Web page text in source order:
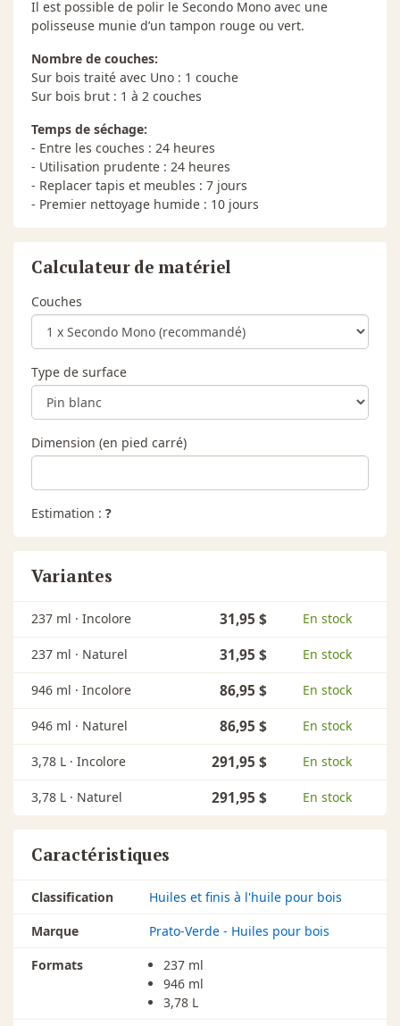
Il est possible de polir le Secondo Mono avec une
polisseuse munie d’un tampon rouge ou vert.
Nombre de couches:
Sur bois traité avec Uno : 1 couche
Sur bois brut : 1 à 2 couches
Temps de séchage:
- Entre les couches : 24 heures
- Utilisation prudente : 24 heures
- Replacer tapis et meubles : 7 jours
- Premier nettoyage humide : 10 jours
Calculateur de matériel
Couches
Type de surface
Dimension (en pied carré)
Estimation : ?
Variantes
237 ml · Incolore 31,95 $ En stock
237 ml · Naturel 31,95 $ En stock
946 ml · Incolore 86,95 $ En stock
946 ml · Naturel 86,95 $ En stock
3,78 L · Incolore 291,95 $ En stock
3,78 L · Naturel 291,95 $ En stock
Caractéristiques
Classification
Huiles et finis à l'huile pour bois
Marque
Prato-Verde - Huiles pour bois
Formats
237 ml
946 ml
3,78 L